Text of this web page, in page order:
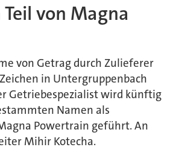
von Magna
von Getrag durch Zulieferer
in Untergruppenbach
Getriebespezialist wird künftig
Namen als
Powertrain geführt. An
Mihir Kotecha.